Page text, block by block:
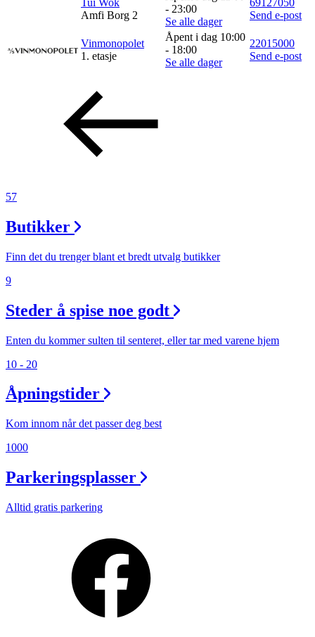
Amfi Borg 2
- 23:00
Se alle dager
Send e-post
Vinmonopolet
1. etasje
Åpent i dag 10:00
- 18:00
Se alle dager
22015000
Send e-post
57
Butikker
Finn det du trenger blant et bredt utvalg butikker
9
Steder å spise noe godt
Enten du kommer sulten til senteret, eller tar med varene hjem
10 - 20
Åpningstider
Kom innom når det passer deg best
1000
Parkeringsplasser
Alltid gratis parkering